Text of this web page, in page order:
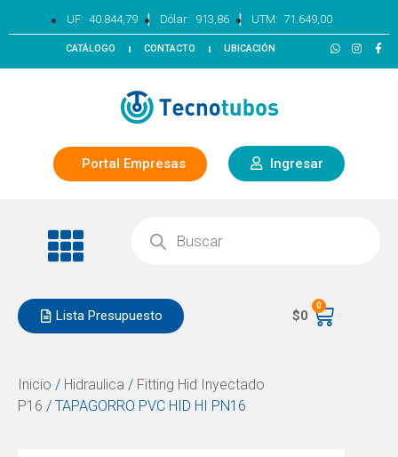
UF: 40.844,79 | Dólar: 913,86 | UTM: 71.649,00
CATÁLOGO CONTACTO UBICACIÓN
Portal Empresas Ingresar
Lista Presupuesto $0
0
Inicio / Hidraulica / Fitting Hid Inyectado
P16 / TAPAGORRO PVC HID HI PN16